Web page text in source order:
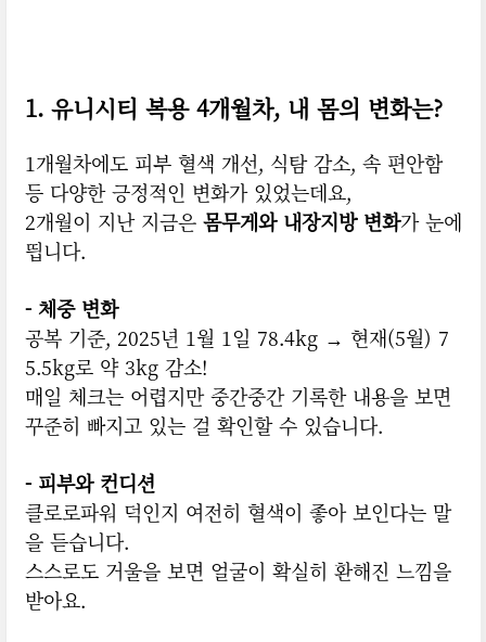
1. 유니시티 복용 4개월차, 내 몸의 변화는?
1개월차에도 피부 혈색 개선, 식탐 감소, 속 편안함
등 다양한 긍정적인 변화가 있었는데요,
2개월이 지난 지금은 몸무게와 내장지방 변화가 눈에
띕니다.
- 체중 변화
공복 기준, 2025년 1월 1일 78.4kg → 현재(5월) 7
5.5kg로 약 3kg 감소!
매일 체크는 어렵지만 중간중간 기록한 내용을 보면
꾸준히 빠지고 있는 걸 확인할 수 있습니다.
- 피부와 컨디션
클로로파워 덕인지 여전히 혈색이 좋아 보인다는 말
을 듣습니다.
스스로도 거울을 보면 얼굴이 확실히 환해진 느낌을
받아요.